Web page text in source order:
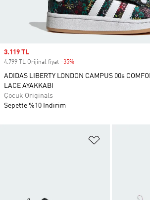
Sale price
3.119 TL
4.799 TL Orijinal fiyat -35%
ADIDAS LIBERTY LONDON CAMPUS 00s
LACE AYAKKABI
Çocuk Originals
Sepette %10 İndirim